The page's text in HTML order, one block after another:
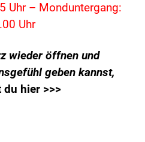
Uhr – Monduntergang:
Uhr
wieder öffnen und
geben kannst,
hier >>>